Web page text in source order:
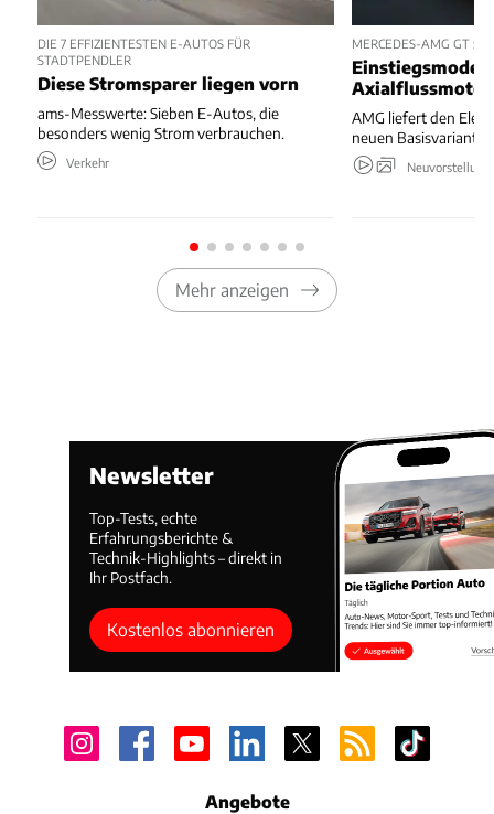
DIE 7 EFFIZIENTESTEN E-AUTOS FÜR
STADTPENDLER
Diese Stromsparer liegen vorn
ams-Messwerte: Sieben E-Autos, die
besonders wenig Strom verbrauchen.
Verkehr
MERCEDES-AMG GT 53
Einstiegsmodell
AMG liefert den
neuen Basisvariante.
Mehr anzeigen
Newsletter
Top-Tests, echte
Erfahrungsberichte &
Technik-Highlights – direkt in
Ihr Postfach.
Kostenlos abonnieren
Angebote